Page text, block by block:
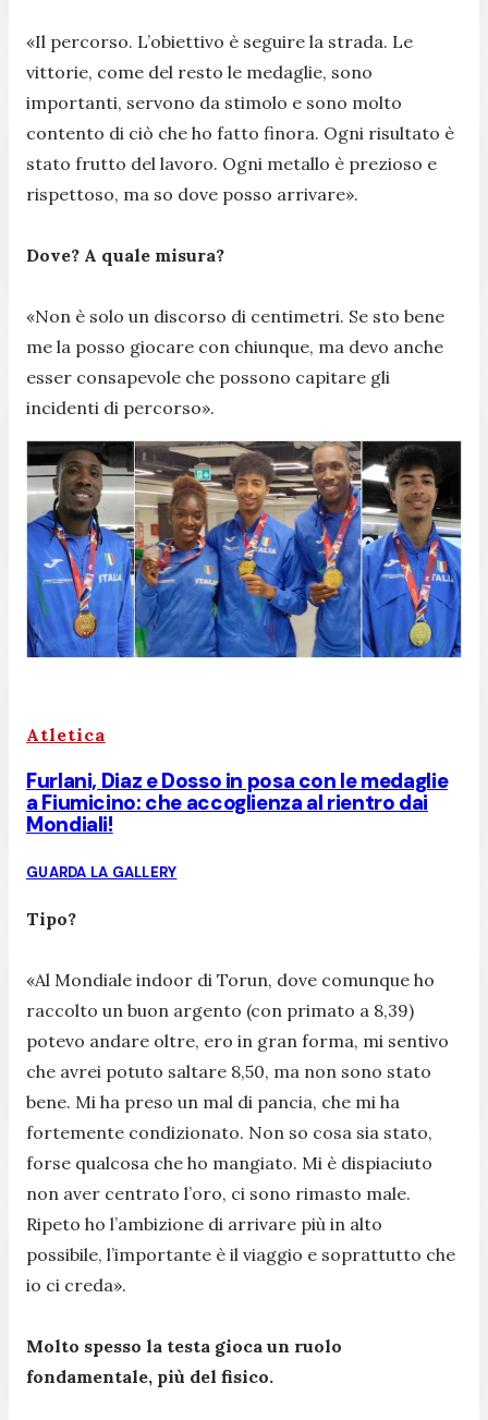
«Il percorso. L’obiettivo è seguire la strada. Le
vittorie, come del resto le medaglie, sono
importanti, servono da stimolo e sono molto
contento di ciò che ho fatto finora. Ogni risultato è
stato frutto del lavoro. Ogni metallo è prezioso e
rispettoso, ma so dove posso arrivare».
Dove? A quale misura?
«Non è solo un discorso di centimetri. Se sto bene
me la posso giocare con chiunque, ma devo anche
esser consapevole che possono capitare gli
incidenti di percorso».
Atletica
Furlani, Diaz e Dosso in posa con le medaglie
a Fiumicino: che accoglienza al rientro dai
Mondiali!
GUARDA LA GALLERY
Tipo?
«Al Mondiale indoor di Torun, dove comunque ho
raccolto un buon argento (con primato a 8,39)
potevo andare oltre, ero in gran forma, mi sentivo
che avrei potuto saltare 8,50, ma non sono stato
bene. Mi ha preso un mal di pancia, che mi ha
fortemente condizionato. Non so cosa sia stato,
forse qualcosa che ho mangiato. Mi è dispiaciuto
non aver centrato l’oro, ci sono rimasto male.
Ripeto ho l’ambizione di arrivare più in alto
possibile, l’importante è il viaggio e soprattutto che
io ci creda».
Molto spesso la testa gioca un ruolo
fondamentale, più del fisico.